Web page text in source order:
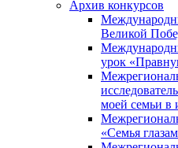
Архив конкурсов
Великой
урок
моей семьи в
«Семья